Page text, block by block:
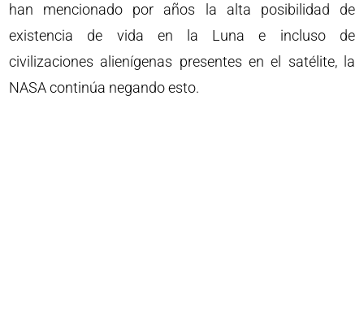
han mencionado por años la alta posibilidad de
existencia de vida en la Luna e incluso de
civilizaciones alienígenas presentes en el satélite, la
NASA continúa negando esto.